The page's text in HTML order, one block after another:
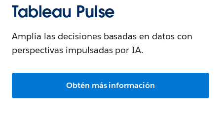
Tableau Pulse
Amplía las decisiones basadas en datos con
perspectivas impulsadas por IA.
Obtén más información